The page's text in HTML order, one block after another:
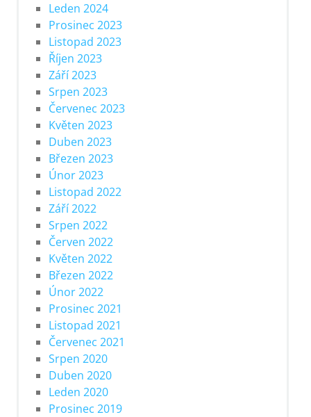
Leden 2024
Prosinec 2023
Listopad 2023
Říjen 2023
Září 2023
Srpen 2023
Červenec 2023
Květen 2023
Duben 2023
Březen 2023
Únor 2023
Listopad 2022
Září 2022
Srpen 2022
Červen 2022
Květen 2022
Březen 2022
Únor 2022
Prosinec 2021
Listopad 2021
Červenec 2021
Srpen 2020
Duben 2020
Leden 2020
Prosinec 2019